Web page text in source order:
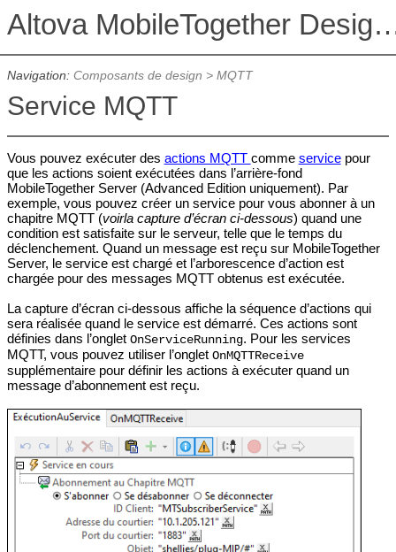
Altova
Navigation: Composants de design > MQTT
Service MQTT
Vous pouvez exécuter des actions MQTT comme servicepour
que les actions soient exécutées dans l’arrière-fond
MobileTogether Server (Advanced Edition uniquement). Par
exemple, vous pouvez créer un service pour vous abonner à un
chapitre MQTT (voirla capture d’écran ci-dessous) quand une
condition est satisfaite sur le serveur, telle que le temps du
déclenchement. Quand un message est reçu sur MobileTogether
Server, le service est chargé et l’arborescence d’action est
chargée pour des messages MQTT obtenus est exécutée.
La capture d’écran ci-dessous affiche la séquence d’actions qui
sera réalisée quand le service est démarré. Ces actions sont
définies dans l’onglet OnServiceRunning. Pour les services
MQTT, vous pouvez utiliser l’onglet OnMQTTReceive
supplémentaire pour définir les actions à exécuter quand un
message d’abonnement est reçu.